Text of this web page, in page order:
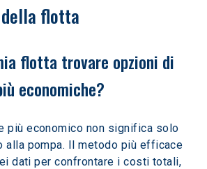
flotta
flotta trovare opzioni di
economiche?
più economico non significa solo
alla pompa. Il metodo più efficace
dati per confrontare i costi totali,